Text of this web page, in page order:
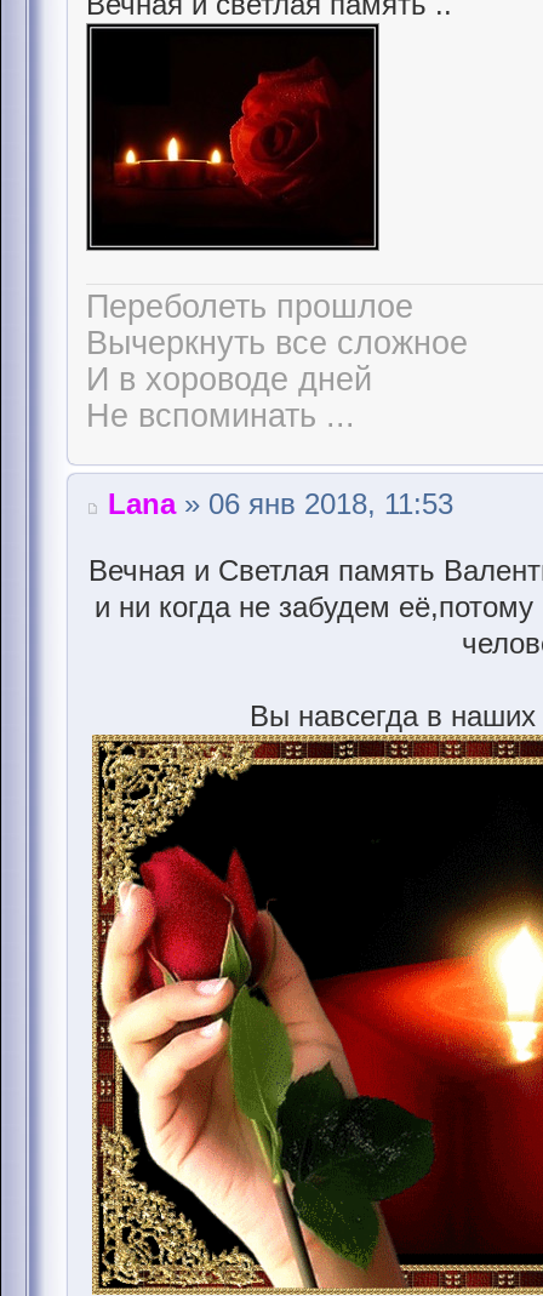
Переболеть прошлое
Вычеркнуть все сложное
И в хороводе дней
Не вспоминать ...
Lana» 06 янв 2018, 11:53
Вечная и Светлая память
и ни когда не забудем
Вы навсегда в наших